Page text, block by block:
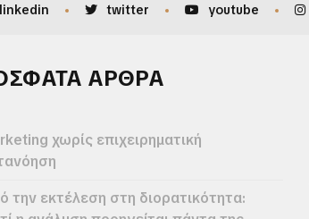
linkedin twitter youtube
ΑΡΘΡΑ
χωρίς επιχειρηματική
την εκτέλεση στη διορατικότητα: